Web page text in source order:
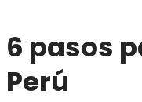
6 pasos
Perú